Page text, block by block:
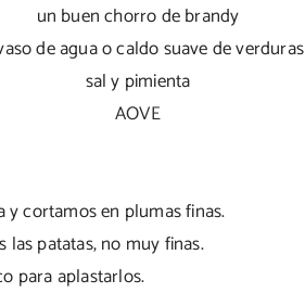
un buen chorro de brandy
de agua o caldo suave de verduras
sal y pimienta
AOVE
y cortamos en plumas finas.
las patatas, no muy finas.
para aplastarlos.